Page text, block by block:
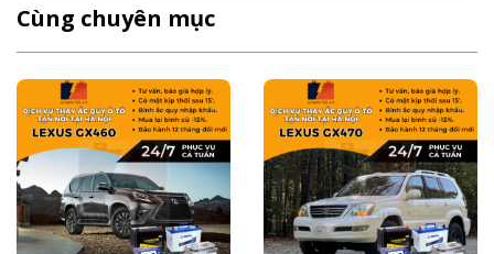
Cùng chuyên mục